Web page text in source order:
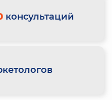
консультаций